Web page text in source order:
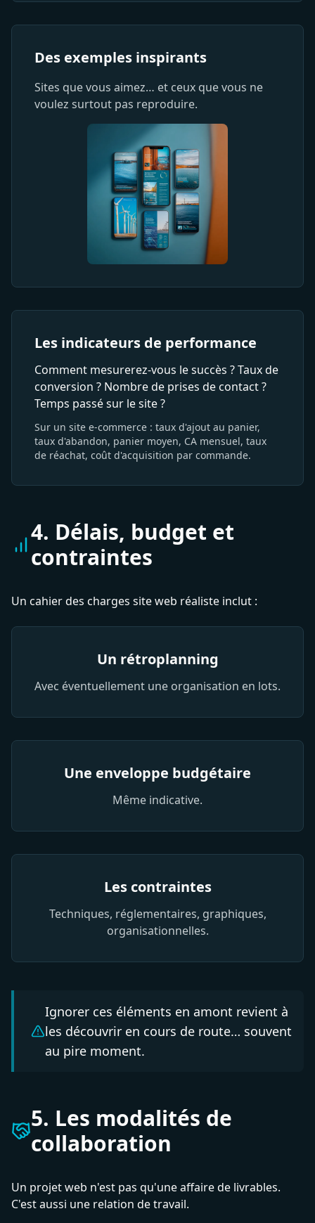
Des exemples inspirants
Sites que vous aimez… et ceux que vous ne
voulez surtout pas reproduire.
Les indicateurs de performance
Comment mesurerez-vous le succès ? Taux de
conversion ? Nombre de prises de contact ?
Temps passé sur le site ?
Sur un site e-commerce : taux d'ajout au panier,
taux d'abandon, panier moyen, CA mensuel, taux
de réachat, coût d'acquisition par commande.
4. Délais, budget et
contraintes
Un cahier des charges site web réaliste inclut :
Un rétroplanning
Avec éventuellement une organisation en lots.
Une enveloppe budgétaire
Même indicative.
Les contraintes
Techniques, réglementaires, graphiques,
organisationnelles.
Ignorer ces éléments en amont revient à
les découvrir en cours de route… souvent
au pire moment.
5. Les modalités de
collaboration
Un projet web n'est pas qu'une affaire de livrables.
C'est aussi une relation de travail.